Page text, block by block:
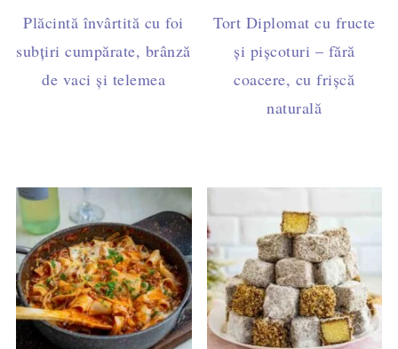
Plăcintă învârtită cu foi
subțiri cumpărate, brânză
de vaci și telemea
Tort Diplomat cu fructe
și pișcoturi – fără
coacere, cu frișcă
naturală